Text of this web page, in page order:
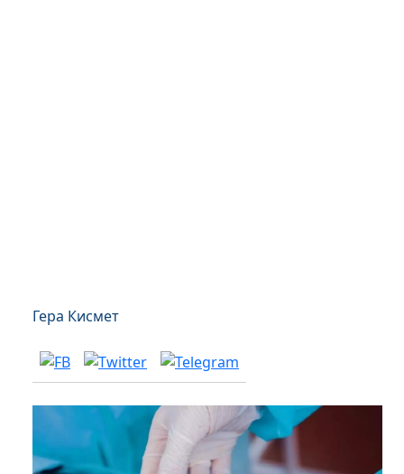
Гера Кисмет